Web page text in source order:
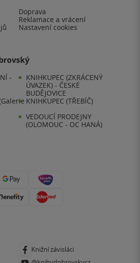
Doprava
Reklamace a vrácení
Nastavení cookies
-
KNIHKUPEC (ZKRÁCENÝ
ÚVAZEK) - ČESKÉ
BUDĚJOVICE
KNIHKUPEC (TŘEBÍČ)
VEDOUCÍ PRODEJNY
(OLOMOUC - OC HANÁ)
Knižní závisláci